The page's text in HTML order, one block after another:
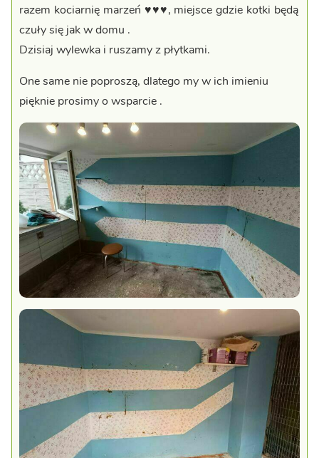
razem kociarnię marzeń ♥️♥️♥️, miejsce gdzie kotki będą
czuły się jak w domu .
Dzisiaj wylewka i ruszamy z płytkami.
One same nie poproszą, dlatego my w ich imieniu
pięknie prosimy o wsparcie .